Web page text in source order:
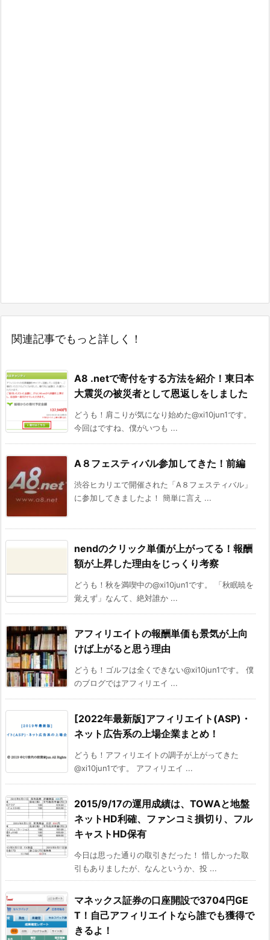
関連記事でもっと詳しく！
A8 .netで寄付をする方法を紹介！東日本
大震災の被災者として恩返しをしました
どうも！肩こりが気になり始めた@xi10jun1です。
今回はですね、僕がいつも ...
A８フェスティバル参加してきた！前編
渋谷ヒカリエで開催された「A８フェスティバル」
に参加してきましたよ！ 簡単に言え ...
nendのクリック単価が上がってる！報酬
額が上昇した理由をじっくり考察
どうも！秋を満喫中の@xi10jun1です。 「秋眠暁を
覚えず」なんて、絶対誰か ...
アフィリエイトの報酬単価も景気が上向
けば上がると思う理由
どうも！ゴルフは全くできない@xi10jun1です。 僕
のブログではアフィリエイ ...
[2022年最新版]アフィリエイト(ASP)・
ネット広告系の上場企業まとめ！
どうも！アフィリエイトの調子が上がってきた
@xi10jun1です。 アフィリエイ ...
2015/9/17の運用成績は、TOWAと地盤
ネットHD利確、ファンコミ損切り、フル
キャストHD保有
今日は思った通りの取引きだった！ 惜しかった取
引もありましたが、なんというか、投 ...
マネックス証券の口座開設で3704円GE
T！自己アフィリエイトなら誰でも獲得で
きるよ！